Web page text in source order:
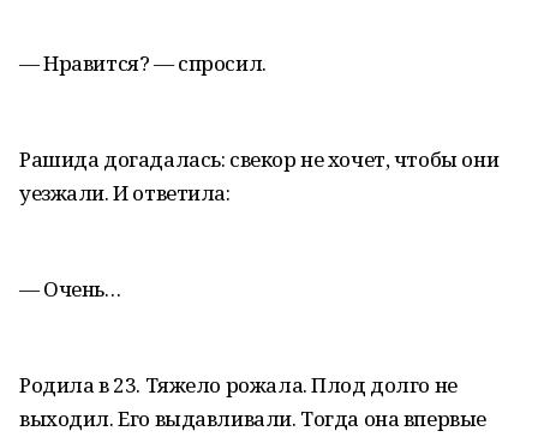
— Нравится? — спросил.
Рашида догадалась: свекор не хочет, чтобы они
уезжали. И ответила:
— Очень…
Родила в 23. Тяжело рожала. Плод долго не
выходил. Его выдавливали. Тогда она впервые